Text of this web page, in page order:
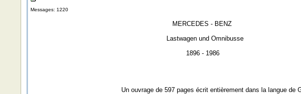
Messages: 1220
MERCEDES - BENZ
Lastwagen und Omnibusse
1896 - 1986
Un ouvrage de 597 pages écrit entièrement dans la langue de